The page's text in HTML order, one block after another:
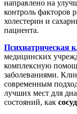
направлено на
контроль факторов
холестерин и
пациента.
Психиатрическая
медицинских
комплексную
заболеваниями.
современным
лучших мест для
состояний, как